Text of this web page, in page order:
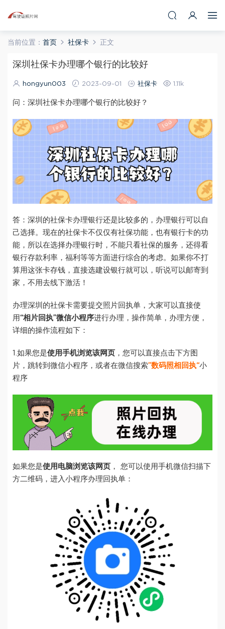
当前位置： 首页 社保卡 正文
深圳社保卡办理哪个银行的比较好
hongyun003 2023-09-01 社保卡 1.11k
问：深圳社保卡办理哪个银行的比较好？
答：深圳的社保卡办理银行还是比较多的，办理银行可以自
己选择。现在的社保卡不仅仅有社保功能，也有银行卡的功
能，所以在选择办理银行时，不能只看社保的服务，还得看
银行存款利率，福利等等方面进行综合的考虑。如果你不打
算用这张卡存钱，直接选建设银行就可以，听说可以邮寄到
家，不用去线下激活！
办理深圳的社保卡需要提交照片回执单，大家可以直接使
用“相片回执”微信小程序进行办理，操作简单，办理方便，
详细的操作流程如下：
1.如果您是使用手机浏览该网页 ，您可以直接点击下方图
片，跳转到微信小程序，或者在微信搜索”数码照相回执“小
程序
如果您是使用电脑浏览该网页 ， 您可以使用手机微信扫描下
方二维码，进入小程序办理回执单：